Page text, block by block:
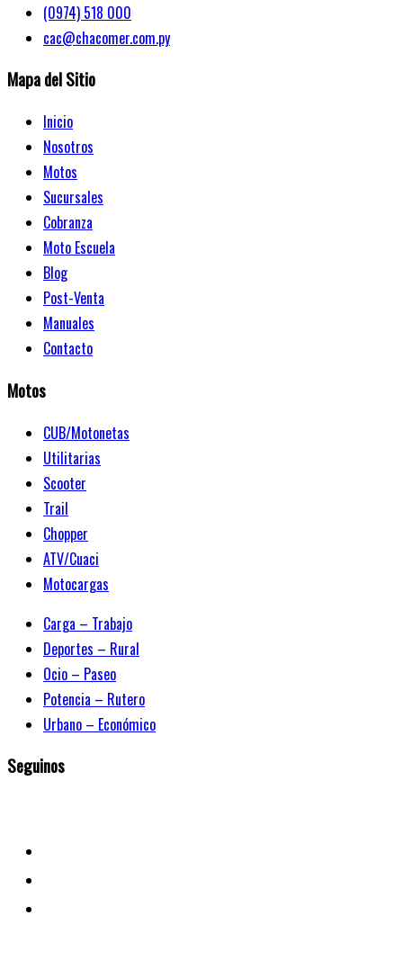
(0974) 518 000
cac@chacomer.com.py
Mapa del Sitio
Inicio
Nosotros
Motos
Sucursales
Cobranza
Moto Escuela
Blog
Post-Venta
Manuales
Contacto
Motos
CUB/Motonetas
Utilitarias
Scooter
Trail
Chopper
ATV/Cuaci
Motocargas
Carga – Trabajo
Deportes – Rural
Ocio – Paseo
Potencia – Rutero
Urbano – Económico
Seguinos